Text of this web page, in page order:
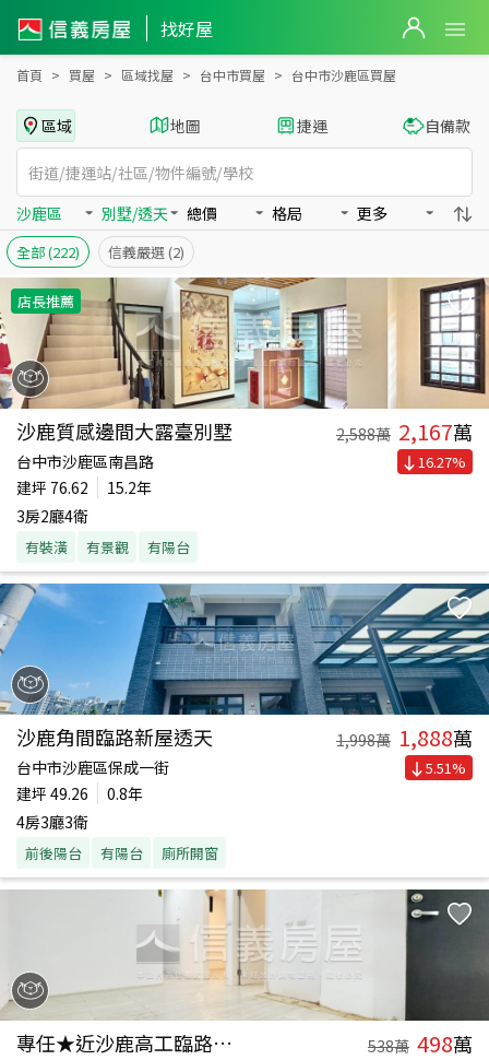
找好屋
台中市沙鹿區買房：別墅/透天房屋物件出售、房價分析
首頁 買屋 區域找屋 台中市買屋 台中市沙鹿區買屋
區域 地圖 捷運 自備款
沙鹿區 別墅/透天 總價 格局 更多
全部(222) 信義嚴選 (2)
店長推薦
沙鹿質感邊間大露臺別墅 2,588萬 2,167萬
台中市沙鹿區南昌路
建坪 76.62
15.2年
3房2廳4衛
有裝潢 有景觀 有陽台
16.27%
沙鹿角間臨路新屋透天 1,998萬 1,888萬
台中市沙鹿區保成一街
建坪 49.26
0.8年
4房3廳3衛
前後陽台 有陽台 廁所開窗
5.51%
專任★近沙鹿高工臨路透天 538萬 498萬